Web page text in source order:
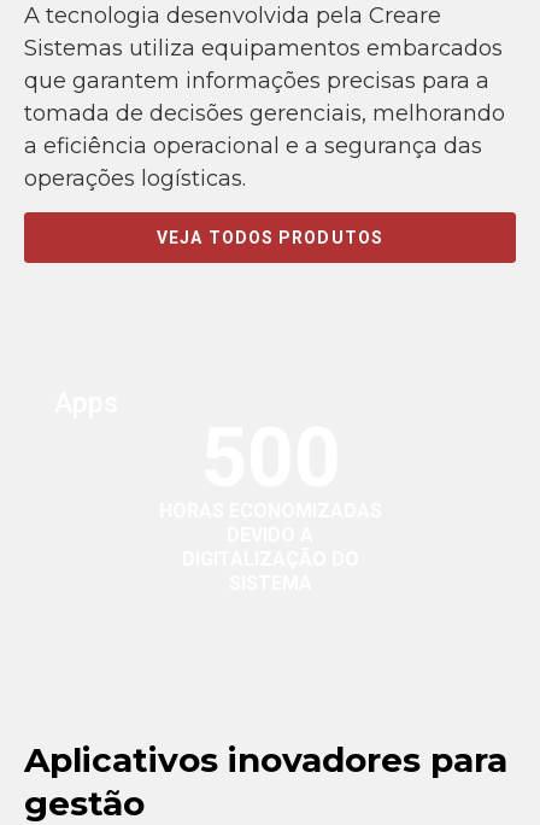
A tecnologia desenvolvida pela Creare
Sistemas utiliza equipamentos embarcados
que garantem informações precisas para a
tomada de decisões gerenciais, melhorando
a eficiência operacional e a segurança das
operações logísticas.
VEJA TODOS PRODUTOS
Aplicativos inovadores para
gestão